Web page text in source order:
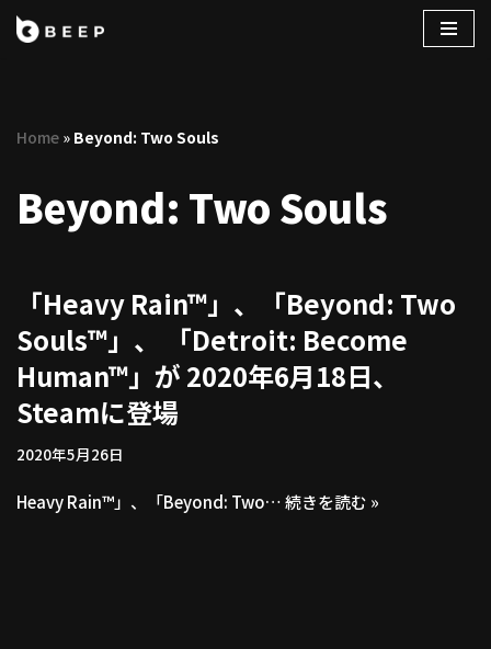
ン
へ
ス
Home » Beyond: Two Souls
Beyond: Two Souls
「Heavy Rain™」、「Beyond: Two
Souls™」、 「Detroit: Become
Human™」が 2020年6月18日、
Steamに登場
2020年5月26日
Heavy Rain™」、「Beyond: Two…続きを読む »